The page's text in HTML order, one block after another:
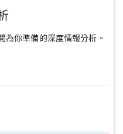
為你準備的深度情報分析。